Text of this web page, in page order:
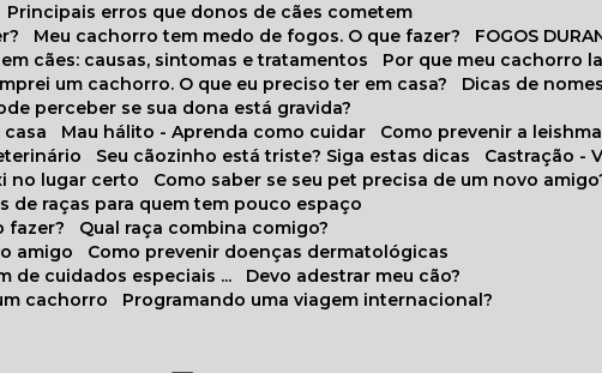
Principais erros que donos de cães cometem
Meu cachorro tem medo de fogos. O que fazer?
FOGOS
em cães: causas, sintomas e tratamentos
Por que meu cachorro
um cachorro. O que eu preciso ter em casa?
Dicas de
perceber se sua dona está gravida?
casa
Mau hálito - Aprenda como cuidar
Como prevenir a
Seu cãozinho está triste? Siga estas dicas
Castração -
no lugar certo
Como saber se seu pet precisa de um novo
de raças para quem tem pouco espaço
fazer?
Qual raça combina comigo?
amigo
Como prevenir doenças dermatológicas
de cuidados especiais ...
Devo adestrar meu cão?
cachorro
Programando uma viagem internacional?